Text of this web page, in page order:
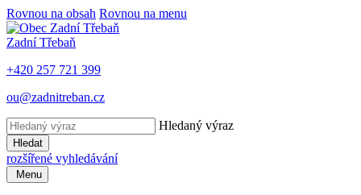
Rovnou na obsah Rovnou na menu
Zadní Třebaň
+420 257 721 399
ou@zadnitreban.cz
Hledaný výraz
Hledat
rozšířené vyhledávání
Menu